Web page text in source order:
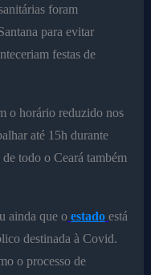
foram
para evitar
festas de
o horário reduzido nos
até 15h durante
todo o Ceará também
ainda que o estado está
destinada à Covid.
o processo de